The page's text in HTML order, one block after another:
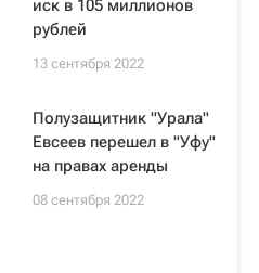
иск в 105 миллионов
рублей
13 сентября 2022
Полузащитник "Урала"
Евсеев перешел в "Уфу"
на правах аренды
08 сентября 2022